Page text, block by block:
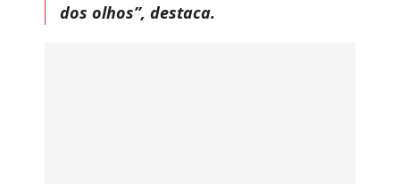
dos olhos”, destaca.